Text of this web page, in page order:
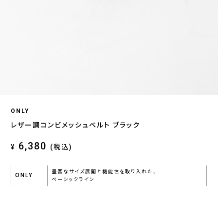
ONLY
レザー調コンビメッシュベルト ブラック
¥ 6,380 (税込)
ONLY
豊富なサイズ展開と機能性を取り入れた、
ベーシックライン